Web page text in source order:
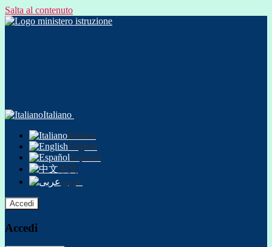
Salta al contenuto
Italiano
Italiano
English
Español
中文
عربى
Accedi
Accedi